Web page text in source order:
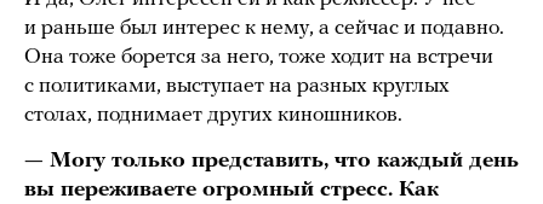
и раньше был интерес к нему, а сейчас и подавно.
Она тоже борется за него, тоже ходит на встречи
с политиками, выступает на разных круглых
столах, поднимает других киношников.
— Могу только представить, что каждый день
вы переживаете огромный стресс. Как